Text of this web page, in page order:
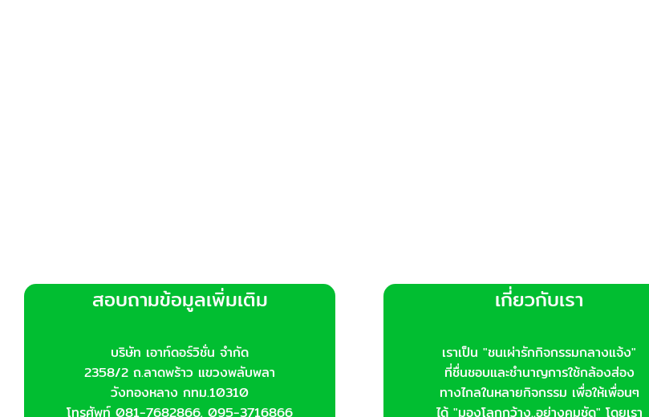
สอบถามข้อมูลเพิ่มเติม
บริษัท เอาท์ดอร์วิชั่น จำกัด
2358/2 ถ.ลาดพร้าว แขวงพลับพลา
วังทองหลาง กทม.10310
โทรศัพท์ 081-7682866, 095-3716866
เกี่ยวกับเรา
เราเป็น "ชนเผ่ารักกิจกรรมกลางแจ้ง"
ที่ชื่นชอบและชำนาญการใช้กล้องส่อง
ทางไกลในหลายกิจกรรม เพื่อให้เพื่อนๆ
ได้ "มองโลกกว้าง..อย่างคมชัด" โดยเรา